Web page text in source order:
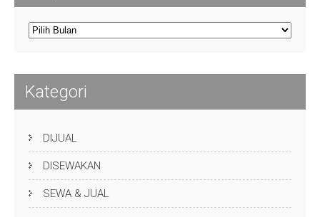
Arsip
Kategori
DIJUAL
DISEWAKAN
SEWA & JUAL